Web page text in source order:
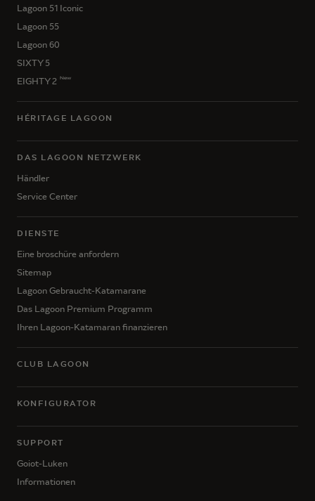
Lagoon 51 Iconic
Lagoon 55
Lagoon 60
SIXTY 5
EIGHTY 2 New
HÉRITAGE LAGOON
DAS LAGOON NETZWERK
Händler
Service Center
DIENSTE
Eine broschüre anfordern
Sitemap
Lagoon Gebraucht-Katamarane
Das Lagoon Premium Programm
Ihren Lagoon-Katamaran finanzieren
CLUB LAGOON
KONFIGURATOR
SUPPORT
Goiot-Luken
Informationen